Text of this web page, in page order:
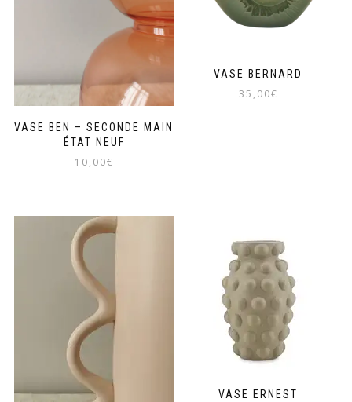
VASE BEN – SECONDE MAIN
ÉTAT NEUF
10,00€
VASE BERNARD
35,00€
VASE ERNEST